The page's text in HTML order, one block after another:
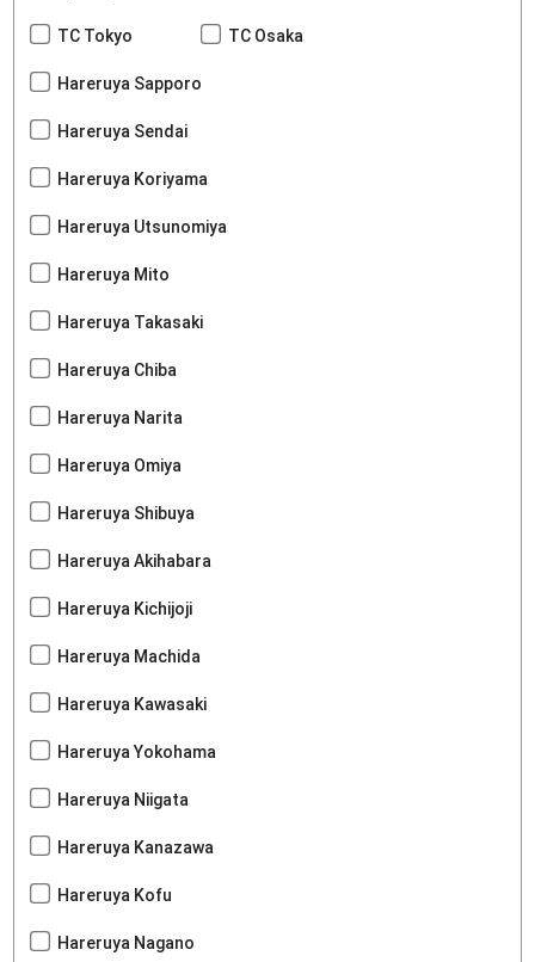
TC Tokyo TC Osaka
Hareruya Sapporo
Hareruya Sendai
Hareruya Koriyama
Hareruya Utsunomiya
Hareruya Mito
Hareruya Takasaki
Hareruya Chiba
Hareruya Narita
Hareruya Omiya
Hareruya Shibuya
Hareruya Akihabara
Hareruya Kichijoji
Hareruya Machida
Hareruya Kawasaki
Hareruya Yokohama
Hareruya Niigata
Hareruya Kanazawa
Hareruya Kofu
Hareruya Nagano